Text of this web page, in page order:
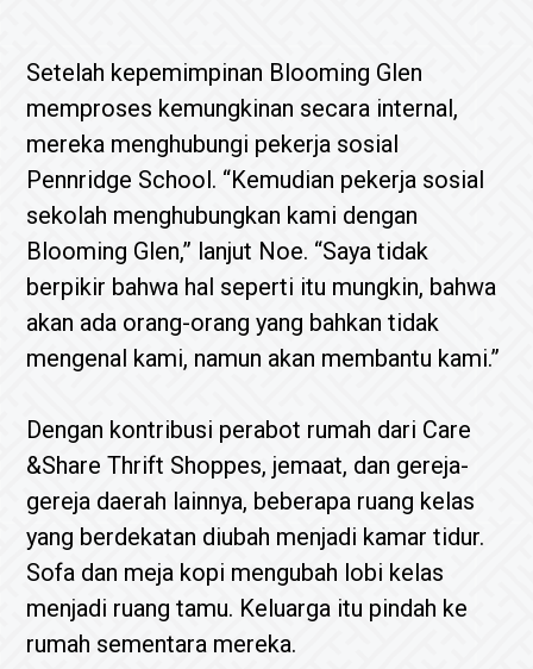
Setelah kepemimpinan Blooming Glen
memproses kemungkinan secara internal,
mereka menghubungi pekerja sosial
Pennridge School. “Kemudian pekerja sosial
sekolah menghubungkan kami dengan
Blooming Glen,” lanjut Noe. “Saya tidak
berpikir bahwa hal seperti itu mungkin, bahwa
akan ada orang-orang yang bahkan tidak
mengenal kami, namun akan membantu kami.”
Dengan kontribusi perabot rumah dari Care
&Share Thrift Shoppes, jemaat, dan gereja-
gereja daerah lainnya, beberapa ruang kelas
yang berdekatan diubah menjadi kamar tidur.
Sofa dan meja kopi mengubah lobi kelas
menjadi ruang tamu. Keluarga itu pindah ke
rumah sementara mereka.